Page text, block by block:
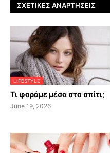
ΣΧΕΤΙΚΈΣ ΑΝΑΡΤΉΣΕΙΣ
LIFESTYLE
Τι φοράμε μέσα στο σπίτι;
June 19, 2026